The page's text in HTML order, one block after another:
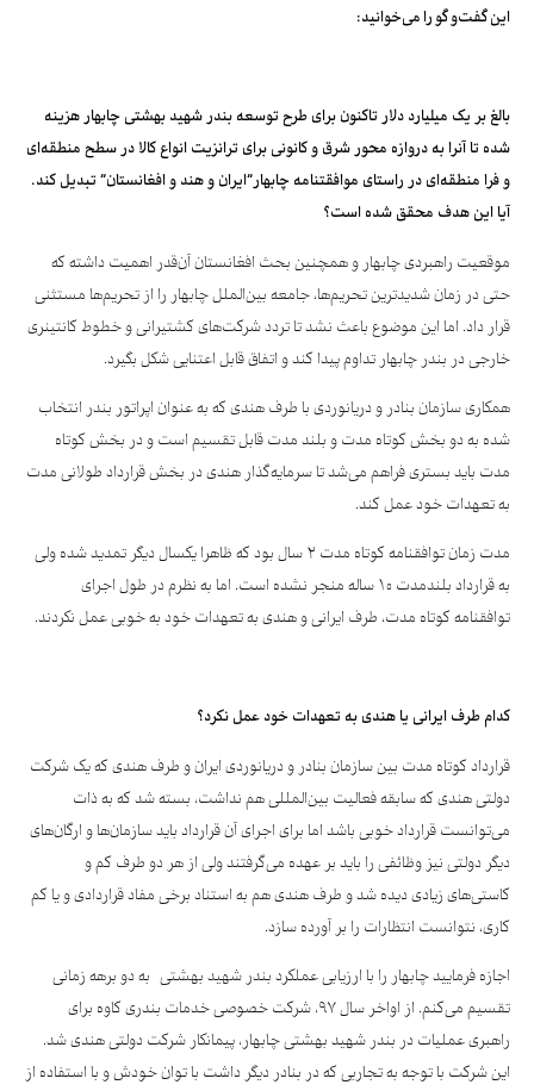
این گفت‌و گو را می‌خوانید:
بالغ بر یک میلیارد دلار تاکنون برای طرح توسعه بندرشهید بهشتی چابهارهزینه
شده تاآنرابه دروازه محورشرق وکانونی برای ترانزیت انواع کالا درسطح منطقهای
وفرا منطقهای در راستای موافقتنامه چابهار“ایران وهند وافغانستان“ تبدیل کند.
آیااین هدف محقق شده است؟
موقعیت راهبردی چابهار و همچنین بحث افغانستان آن‌قدر اهمیت داشته که
حتی در زمان شدیدترین تحریم‌ها، جامعه بین‌الملل چابهار را از تحریم‌ها مستثنی
قرار داد. اما این موضوع باعث نشد تا تردد شرکت‌های کشتیرانی و خطوط کانتینری
خارجی در بندر چابهار تداوم پیدا کند و اتفاق قابل اعتنایی شکل بگیرد.
همکاری سازمان بنادر و دریانوردی با طرف هندی که به عنوان اپراتور بندر انتخاب
شده به دو بخش کوتاه مدت و بلند مدت قابل تقسیم است و در بخش کوتاه
مدت باید بستری فراهم می‌شد تا سرمایه‌گذار هندی در بخش قرارداد طولانی مدت
به تعهدات خود عمل کند.
مدت زمان توافقنامه کوتاه مدت ۲ سال بود که ظاهرا یکسال دیگر تمدید شده ولی
به قرارداد بلندمدت ۱۰ ساله منجر نشده است. اما به نظرم در طول اجرای
توافقنامه کوتاه مدت، طرف ایرانی و هندی به تعهدات خود به خوبی عمل نکردند.
کدام طرف ایرانی یاهندی به تعهدات خود عمل نکرد؟
قرارداد کوتاه مدت بین سازمان بنادر و دریانوردی ایران و طرف هندی که یک شرکت
دولتی هندی که سابقه فعالیت بین‌المللی هم نداشت، بسته شد که به ذات
می‌توانست قرارداد خوبی باشد اما برای اجرای آن قرارداد باید سازمان‌ها و ارگان‌های
دیگر دولتی نیز وظائفی را باید بر عهده می‌گرفتند ولی از هر دو طرف کم و
کاستی‌های زیادی دیده شد و طرف هندی هم به استناد برخی مفاد قراردادی و یا کم
کاری، نتوانست انتظارات را بر آورده سازد.
اجازه فرمایید چابهار را با ارزیابی عملکرد بندر شهید بهشتی به دو برهه زمانی
تقسیم می‌کنم. از اواخر سال ۹۷، شرکت خصوصی خدمات بندری کاوه برای
راهبری عملیات در بندر شهید بهشتی چابهار، پیمانکار شرکت دولتی هندی شد.
این شرکت با توجه به تجاربی که در بنادر دیگر داشت با توان خودش و با استفاده از